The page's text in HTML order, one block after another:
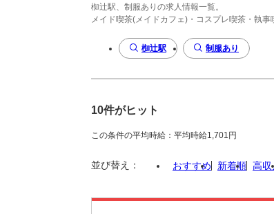
椥辻駅、制服ありの求人情報一覧。
メイド喫茶(メイドカフェ)・コスプレ喫茶・執
椥辻駅 制服あり
10件がヒット
この条件の平均時給：平均時給1,701円
並び替え： おすすめ 新着順 高収